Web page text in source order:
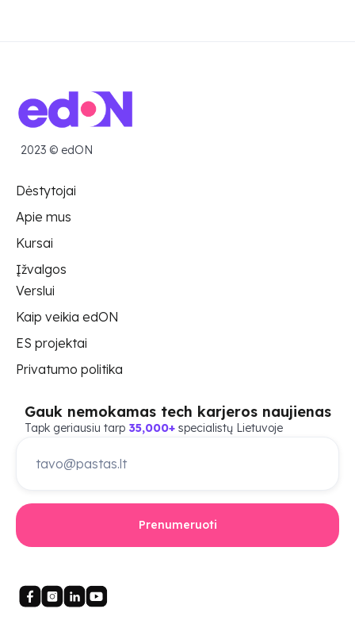
2023 © edON
Dėstytojai
Apie mus
Kursai
Įžvalgos
Verslui
Kaip veikia edON
ES projektai
Privatumo politika
Gauk nemokamas tech karjeros naujienas
Tapk geriausiu tarp 35,000+specialistų Lietuvoje